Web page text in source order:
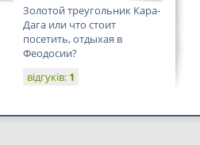
Золотой треугольник Кара-
Дага или что стоит
посетить, отдыхая в
Феодосии?
відгуків: 1